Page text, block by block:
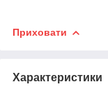
Приховати
Характеристики